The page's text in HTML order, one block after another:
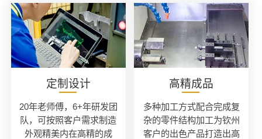
定制设计
20年老师傅，6+年研发团
队，可按照客户需求制造
外观精美内在高精的成
高精成品
多种加工方式配合完成复
杂的零件结构加工为钦州
客户的出色产品打造出高